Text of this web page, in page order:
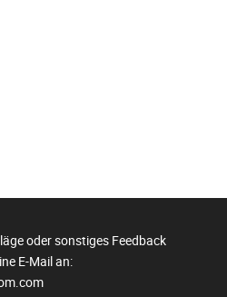
oder sonstiges Feedback
E-Mail an: